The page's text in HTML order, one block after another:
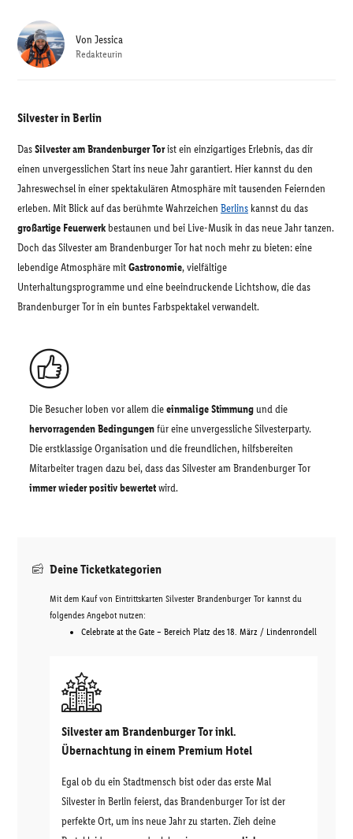
Silvester in Berlin
DasSilvester am Brandenburger Torist ein einzigartiges Erlebnis, das dir
einen unvergesslichen Start ins neue Jahr garantiert. Hier kannst du den
Jahreswechsel in einer spektakulären Atmosphäre mit tausenden Feiernden
erleben. Mit Blick auf das berühmte Wahrzeichen Berlins kannst du das
großartige Feuerwerk bestaunen und bei Live-Musik in das neue Jahr tanzen.
Doch das Silvester am Brandenburger Tor hat noch mehr zu bieten: eine
lebendige Atmosphäre mitGastronomie, vielfältige
Unterhaltungsprogramme und eine beeindruckende Lichtshow, die das
Brandenburger Tor in ein buntes Farbspektakel verwandelt.
Die Besucher loben vor allem dieeinmalige Stimmung und die
hervorragenden Bedingungenfür eine unvergessliche Silvesterparty.
Die erstklassige Organisation und die freundlichen, hilfsbereiten
Mitarbeiter tragen dazu bei, dass das Silvester am Brandenburger Tor
immer wieder positiv bewertetwird.
Deine Ticketkategorien
Mit dem Kauf von Eintrittskarten Silvester Brandenburger Tor kannst du
folgendes Angebot nutzen:
Celebrate at the Gate – Bereich Platz des 18. März / Lindenrondell
Silvester am Brandenburger Tor inkl.
Übernachtung in einem Premium Hotel
Egal ob du ein Stadtmensch bist oder das erste Mal
Silvester in Berlin feierst, das Brandenburger Tor ist der
perfekte Ort, um ins neue Jahr zu starten. Zieh deine
Von Jessica
Redakteurin